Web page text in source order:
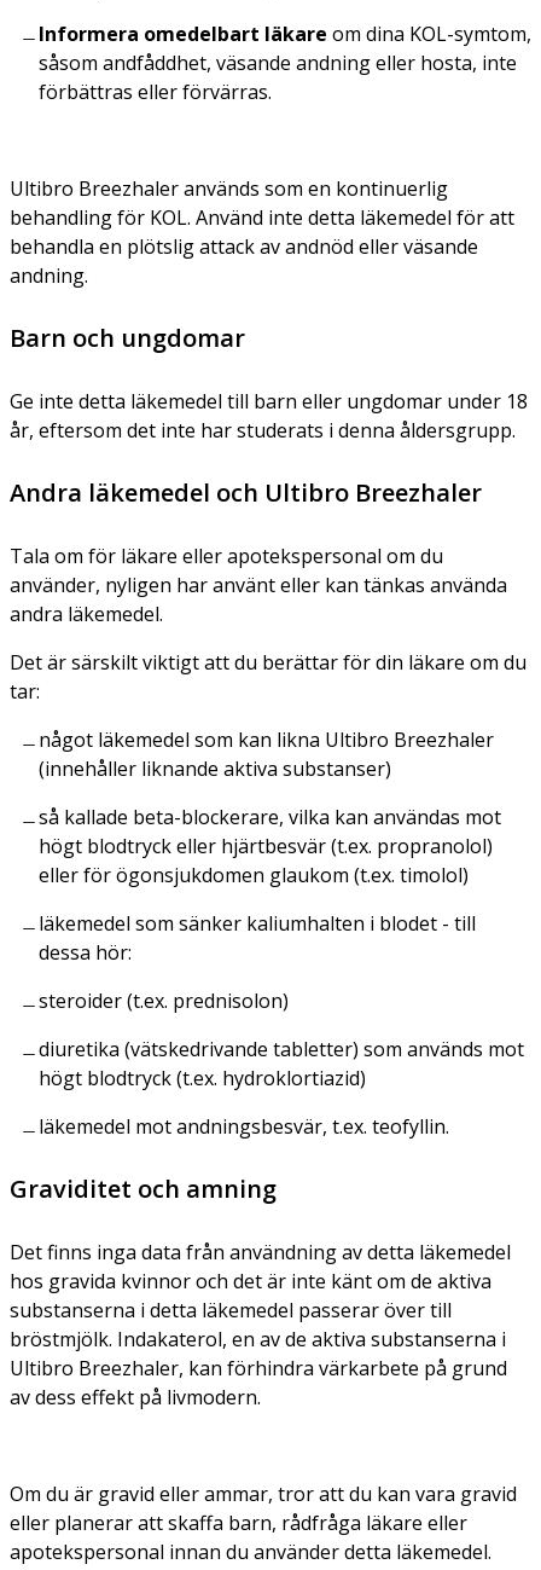
Informera omedelbart läkare om dina KOL-symtom,
såsom andfåddhet, väsande andning eller hosta, inte
förbättras eller förvärras.
Ultibro Breezhaler används som en kontinuerlig
behandling för KOL. Använd inte detta läkemedel för att
behandla en plötslig attack av andnöd eller väsande
andning.
Barn och ungdomar
Ge inte detta läkemedel till barn eller ungdomar under 18
år, eftersom det inte har studerats i denna åldersgrupp.
Andra läkemedel och Ultibro Breezhaler
Tala om för läkare eller apotekspersonal om du
använder, nyligen har använt eller kan tänkas använda
andra läkemedel.
Det är särskilt viktigt att du berättar för din läkare om du
tar:
något läkemedel som kan likna Ultibro Breezhaler
(innehåller liknande aktiva substanser)
så kallade beta-blockerare, vilka kan användas mot
högt blodtryck eller hjärtbesvär (t.ex. propranolol)
eller för ögonsjukdomen glaukom (t.ex. timolol)
läkemedel som sänker kaliumhalten i blodet - till
dessa hör:
steroider (t.ex. prednisolon)
diuretika (vätskedrivande tabletter) som används mot
högt blodtryck (t.ex. hydroklortiazid)
läkemedel mot andningsbesvär, t.ex. teofyllin.
Graviditet och amning
Det finns inga data från användning av detta läkemedel
hos gravida kvinnor och det är inte känt om de aktiva
substanserna i detta läkemedel passerar över till
bröstmjölk. Indakaterol, en av de aktiva substanserna i
Ultibro Breezhaler, kan förhindra värkarbete på grund
av dess effekt på livmodern.
Om du är gravid eller ammar, tror att du kan vara gravid
eller planerar att skaffa barn, rådfråga läkare eller
apotekspersonal innan du använder detta läkemedel.